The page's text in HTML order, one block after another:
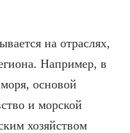
на отраслях,
Например, в
основой
и морской
хозяйством